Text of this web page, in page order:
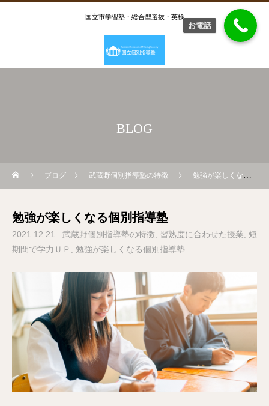
国立市学習塾・総合型選抜・英検
BLOG
ブログ 武蔵野個別指導塾の特徴 勉強が楽しくなる個別指導塾
勉強が楽しくなる個別指導塾
2021.12.21 武蔵野個別指導塾の特徴 習熟度に合わせた授業
短
期間で学力ＵＰ
勉強が楽しくなる個別指導塾
お電話